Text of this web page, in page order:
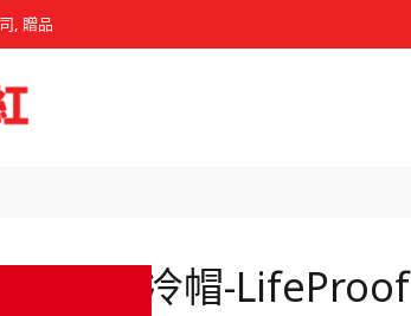
, 贈品
冷帽-LifeProof